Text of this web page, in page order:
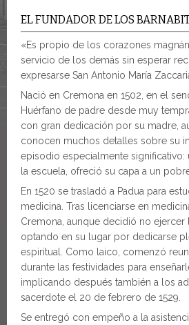
EL FUNDADOR DE LOS
«Es propio de los corazones
servicio de los demás sin esperar
expresarse San Antonio María
Nació en Cremona en 1502, en el
Huérfano de padre desde muy
con gran dedicación por su madre,
conocen muchos detalles sobre su
episodio especialmente significativo:
la escuela, ofreció su capa a un
En 1520 se trasladó a Padua para
medicina. Tras licenciarse en
Cremona, aunque decidió no ejercer
optando en su lugar por dedicarse
espiritual. Como laico, comenzó
durante las festividades para
implicando después también a los
sacerdote el 20 de febrero de 1529.
Se entregó con empeño a la